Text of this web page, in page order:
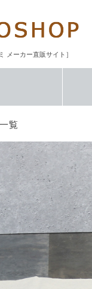
メーカー直販サイト］
覧